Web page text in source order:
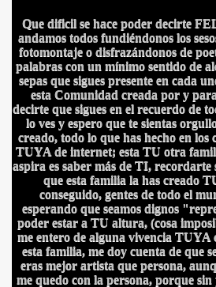
Que dificil se hace poder decirte
andamos todos fundiéndonos los
fotomontaje o disfrazándonos de
palabras con un mínimo sentido de
sepas que sigues presente en cada
esta Comunidad creada por y
decirte que sigues en el recuerdo de
lo ves y espero que te sientas
creado, todo lo que has hecho en los
TUYA de internet; esta TU otra
aspira es saber más de TI, recordarte
que esta familia la has creado
conseguido, gentes de todo el
esperando que seamos dignos
poder estar a TU altura, (cosa
me entero de alguna vivencia TUYA
esta familia, me doy cuenta de que
eras mejor artista que persona,
me quedo con la persona, porque